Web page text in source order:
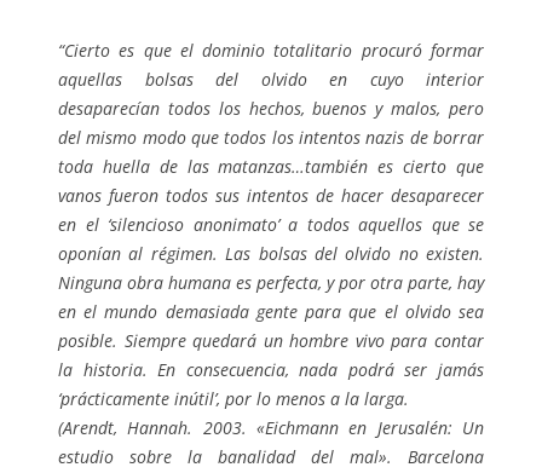
“Cierto es que el dominio totalitario procuró formar
aquellas bolsas del olvido en cuyo interior
desaparecían todos los hechos, buenos y malos, pero
del mismo modo que todos los intentos nazis de borrar
toda huella de las matanzas…también es cierto que
vanos fueron todos sus intentos de hacer desaparecer
en el ‘silencioso anonimato’ a todos aquellos que se
oponían al régimen. Las bolsas del olvido no existen.
Ninguna obra humana es perfecta, y por otra parte, hay
en el mundo demasiada gente para que el olvido sea
posible. Siempre quedará un hombre vivo para contar
la historia. En consecuencia, nada podrá ser jamás
‘prácticamente inútil’, por lo menos a la larga.
(Arendt, Hannah. 2003. «Eichmann en Jerusalén: Un
estudio sobre la banalidad del mal». Barcelona